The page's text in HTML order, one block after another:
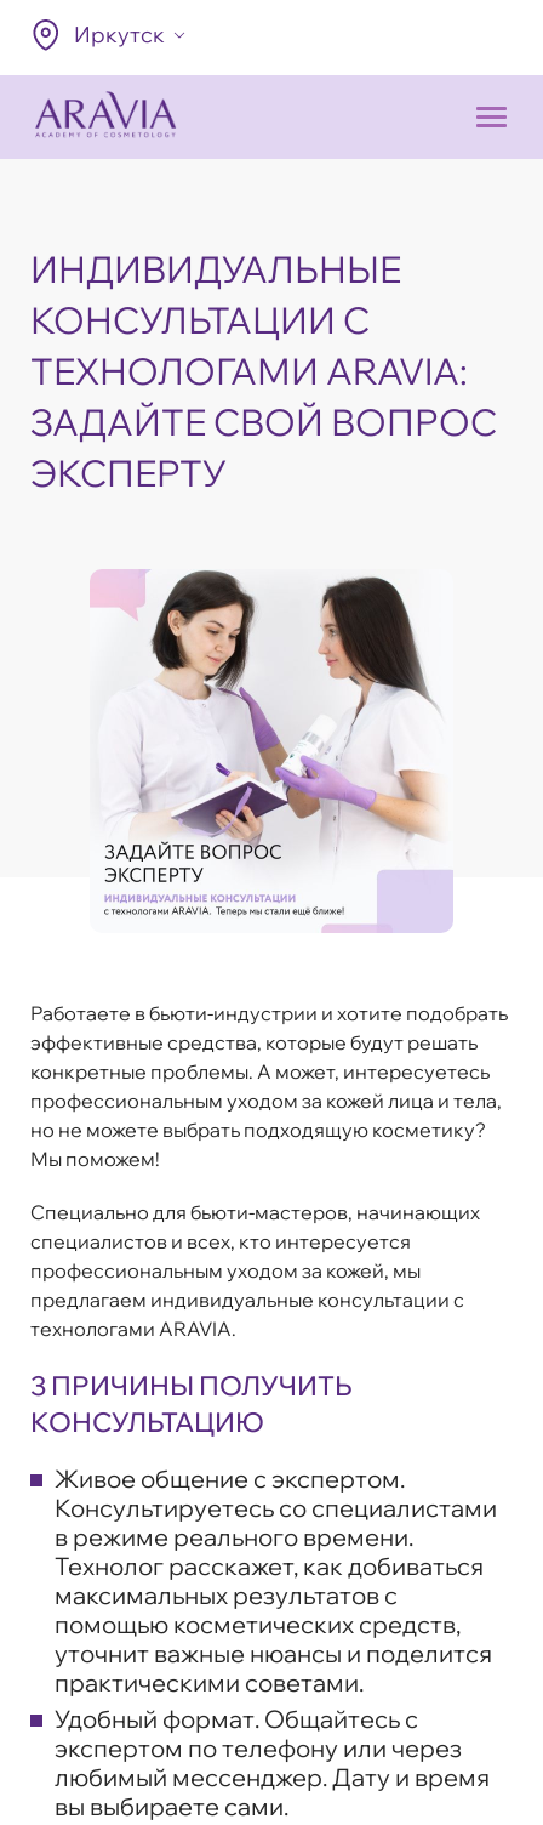
Иркутск
ИНДИВИДУАЛЬНЫЕ
КОНСУЛЬТАЦИИ С
ТЕХНОЛОГАМИ ARAVIA:
ЗАДАЙТЕ СВОЙ ВОПРОС
ЭКСПЕРТУ
Работаете в бьюти-индустрии и хотите подобрать
эффективные средства, которые будут решать
конкретные проблемы. А может, интересуетесь
профессиональным уходом за кожей лица и тела,
но не можете выбрать подходящую косметику?
Мы поможем!
Специально для бьюти-мастеров, начинающих
специалистов и всех, кто интересуется
профессиональным уходом за кожей, мы
предлагаем индивидуальные консультации с
технологами ARAVIA.
3 ПРИЧИНЫ ПОЛУЧИТЬ
КОНСУЛЬТАЦИЮ
Живое общение с экспертом.
Консультируетесь со специалистами
в режиме реального времени.
Технолог расскажет, как добиваться
максимальных результатов с
помощью косметических средств,
уточнит важные нюансы и поделится
практическими советами.
Удобный формат. Общайтесь с
экспертом по телефону или через
любимый мессенджер. Дату и время
вы выбираете сами.